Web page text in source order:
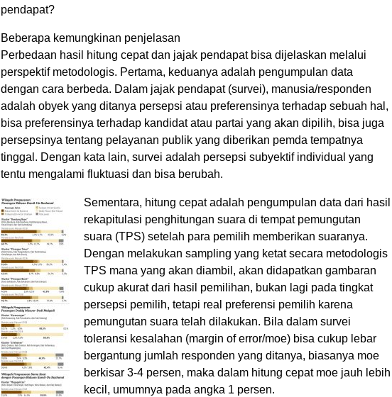
pendapat?
Beberapa kemungkinan penjelasan
Perbedaan hasil hitung cepat dan jajak pendapat bisa dijelaskan melalui
perspektif metodologis. Pertama, keduanya adalah pengumpulan data
dengan cara berbeda. Dalam jajak pendapat (survei), manusia/responden
adalah obyek yang ditanya persepsi atau preferensinya terhadap sebuah hal,
bisa preferensinya terhadap kandidat atau partai yang akan dipilih, bisa juga
persepsinya tentang pelayanan publik yang diberikan pemda tempatnya
tinggal. Dengan kata lain, survei adalah persepsi subyektif individual yang
tentu mengalami fluktuasi dan bisa berubah.
Sementara, hitung cepat adalah pengumpulan data dari hasil
rekapitulasi penghitungan suara di tempat pemungutan
suara (TPS) setelah para pemilih memberikan suaranya.
Dengan melakukan sampling yang ketat secara metodologis
TPS mana yang akan diambil, akan didapatkan gambaran
cukup akurat dari hasil pemilihan, bukan lagi pada tingkat
persepsi pemilih, tetapi real preferensi pemilih karena
pemungutan suara telah dilakukan. Bila dalam survei
toleransi kesalahan (margin of error/moe) bisa cukup lebar
bergantung jumlah responden yang ditanya, biasanya moe
berkisar 3-4 persen, maka dalam hitung cepat moe jauh lebih
kecil, umumnya pada angka 1 persen.